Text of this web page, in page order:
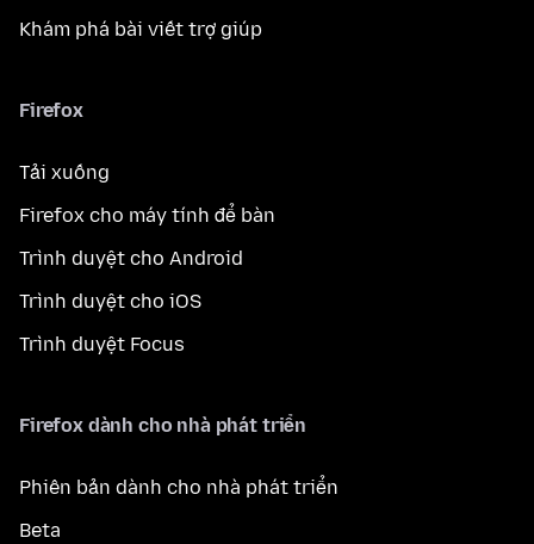
Khám phá bài viết trợ giúp
Firefox
Tải xuống
Firefox cho máy tính để bàn
Trình duyệt cho Android
Trình duyệt cho iOS
Trình duyệt Focus
Firefox dành cho nhà phát triển
Phiên bản dành cho nhà phát triển
Beta